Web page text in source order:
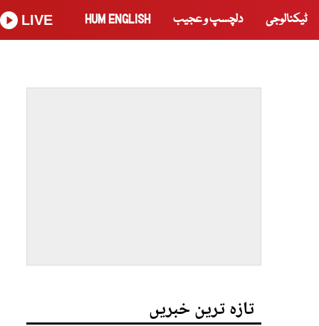
ٹیکنالوجی دلچسپ و عجیب HUM ENGLISH
LIVE
تازہ ترین خبریں